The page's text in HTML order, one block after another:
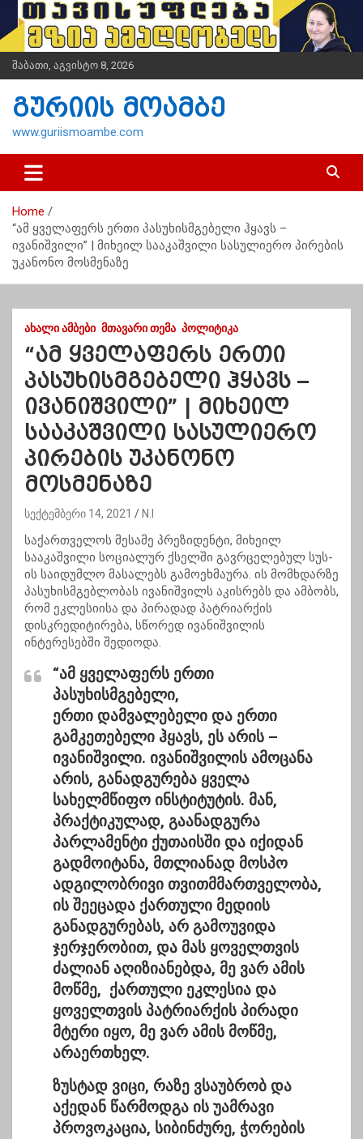
i
t
n
შაბათი, აგვისტო 8, 2026
გურიის მოამბე
www.guriismoambe.com
Home
“ამ ყველაფერს ერთი პასუხისმგებელი ჰყავს –
ივანიშვილი” | მიხეილ სააკაშვილი სასულიერო პირების
უკანონო მოსმენაზე
ᲐᲮᲐᲚᲘ ᲐᲛᲑᲔᲑᲘ ᲛᲗᲐᲕᲐᲠᲘ ᲗᲔᲛᲐ ᲞᲝᲚᲘᲢᲘᲙᲐ
“ამ ყველაფერს ერთი
პასუხისმგებელი ჰყავს –
ივანიშვილი” | მიხეილ
სააკაშვილი სასულიერო
პირების უკანონო
მოსმენაზე
სექტემბერი 14, 2021 N.I
საქართველოს მესამე პრეზიდენტი, მიხეილ
სააკაშვილი სოციალურ ქსელში გავრცელებულ სუს-
ის საიდუმლო მასალებს გამოეხმაურა. ის მომხდარზე
პასუხისმგებლობას ივანიშვილს აკისრებს და ამბობს,
რომ ეკლესიისა და პირადად პატრიარქის
დისკრედიტირება, სწორედ ივანიშვილის
ინტერესებში შედიოდა.
“ამ ყველაფერს ერთი
პასუხისმგებელი,
ერთი დამვალებელი და ერთი
გამკეთებელი ჰყავს, ეს არის –
ივანიშვილი. ივანიშვილის ამოცანა
არის, განადგურება ყველა
სახელმწიფო ინსტიტუტის. მან,
პრაქტიკულად, გაანადგურა
პარლამენტი ქუთაისში და იქიდან
გადმოიტანა, მთლიანად მოსპო
ადგილობრივი თვითმმართველობა,
ის შეეცადა ქართული მედიის
განადგურებას, არ გამოუვიდა
ჯერჯერობით, და მას ყოველთვის
ძალიან აღიზიანებდა, მე ვარ ამის
მოწმე, ქართული ეკლესია და
ყოველთვის პატრიარქის პირადი
მტერი იყო, მე ვარ ამის მოწმე,
არაერთხელ.
ზუსტად ვიცი, რაზე ვსაუბრობ და
აქედან წარმოდგა ის უამრავი
პროვოკაცია, სიბინძურე, ჭორების